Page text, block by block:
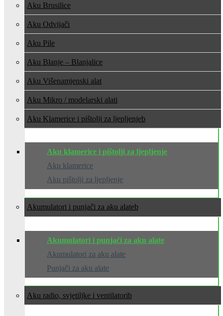
Aku Brusilice
Aku Odvijači
Aku Pile
Aku Blanje – Blanjalice
Aku Višenamjenski alat
Aku Mikro / modelarski alati
Aku Klamerice i pištolji za ljepljenje
Aku klamerice i pištolji za ljepljenje
Aku klamerice
Aku pištolji za ljepljenje
Akumulatori i punjači za aku alate
Akumulatori i punjači za aku alate
Akumulatori za aku alate
Punjači za aku alate
Aku radio, svjetiljke i ventilatori